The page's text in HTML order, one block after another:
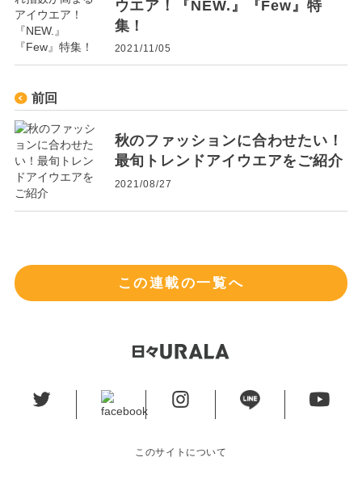
ウエア！『NEW.』『Few』特
集！
2021/11/05
前回
秋のファッションに合わせたい！
最旬トレンドアイウエアをご紹介
2021/08/27
この連載の一覧へ
このサイトについて